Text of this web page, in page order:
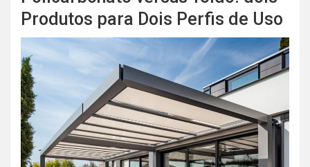
Produtos para Dois Perfis de Uso